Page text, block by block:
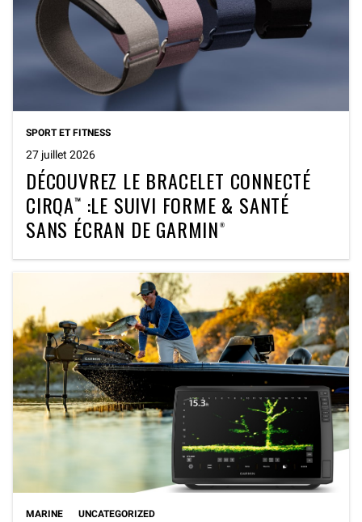
SPORT ET FITNESS
27 juillet 2026
DÉCOUVREZ LE BRACELET CONNECTÉ
CIRQA™ :LE SUIVI FORME & SANTÉ
SANS ÉCRAN DE GARMIN®
MARINE UNCATEGORIZED